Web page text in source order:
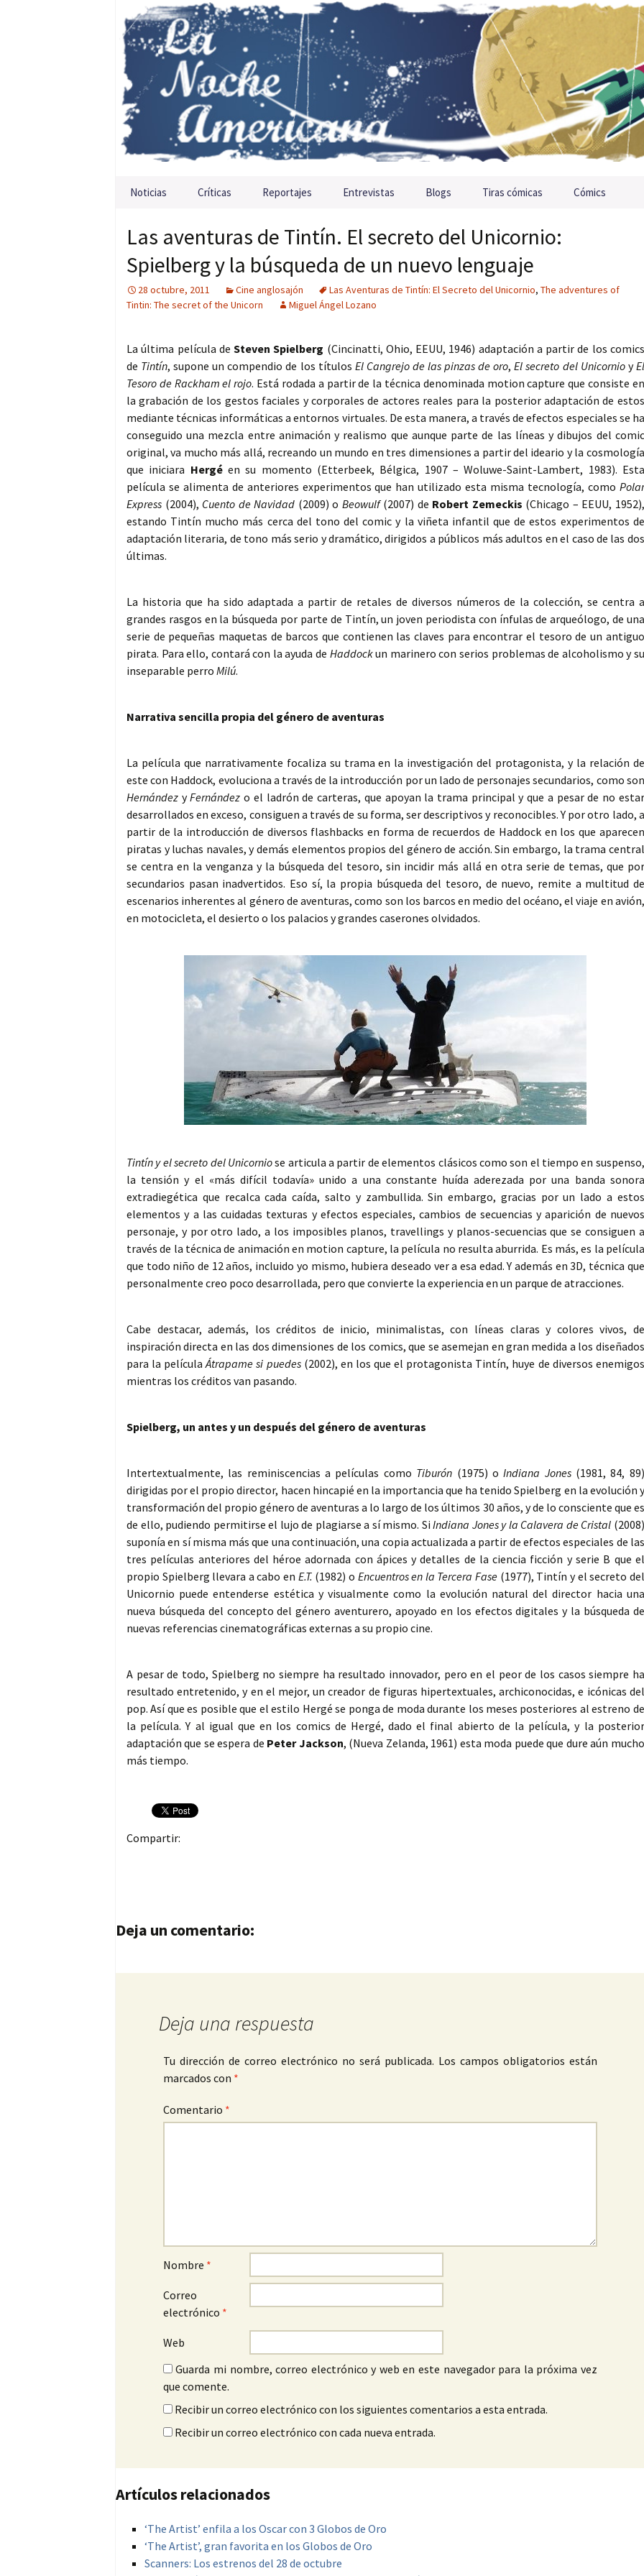
Saltar al contenido
Noticias Críticas Reportajes Entrevistas Blogs Tiras cómicas Cómics
Las aventuras de Tintín. El secreto del Unicornio:
Spielberg y la búsqueda de un nuevo lenguaje
28 octubre, 2011 Cine anglosajón Las Aventuras de Tintín: El Secreto del Unicornio, The adventures of
Tintin: The secret of the Unicorn
Miguel Ángel Lozano
La última película deSteven Spielberg (Cincinatti, Ohio, EEUU, 1946) adaptación a partir de los comics
de Tintín, supone un compendio de los títulos El Cangrejo de las pinzas de oro,El secreto del UnicornioyEl
Tesoro de Rackham el rojo. Está rodada a partir de la técnica denominada motion capture que consiste en
la grabación de los gestos faciales y corporales de actores reales para la posterior adaptación de estos
mediante técnicas informáticas a entornos virtuales. De esta manera, a través de efectos especiales se ha
conseguido una mezcla entre animación y realismo que aunque parte de las líneas y dibujos del comic
original, va mucho más allá, recreando un mundo en tres dimensiones a partir del ideario y la cosmología
que iniciara Hergéen su momento (Etterbeek, Bélgica, 1907 – Woluwe-Saint-Lambert, 1983). Esta
película se alimenta de anteriores experimentos que han utilizado esta misma tecnología, como Polar
Express (2004), Cuento de Navidad (2009) o Beowulf(2007) de Robert Zemeckis (Chicago – EEUU, 1952),
estando Tintín mucho más cerca del tono del comic y la viñeta infantil que de estos experimentos de
adaptación literaria, de tono más serio y dramático, dirigidos a públicos más adultos en el caso de las dos
últimas.
La historia que ha sido adaptada a partir de retales de diversos números de la colección, se centra a
grandes rasgos en la búsqueda por parte de Tintín, un joven periodista con ínfulas de arqueólogo, de una
serie de pequeñas maquetas de barcos que contienen las claves para encontrar el tesoro de un antiguo
pirata. Para ello, contará con la ayuda de Haddockun marinero con serios problemas de alcoholismo y su
inseparable perro Milú.
Narrativa sencilla propia del género de aventuras
La película que narrativamente focaliza su trama en la investigación del protagonista, y la relación de
este con Haddock, evoluciona a través de la introducción por un lado de personajes secundarios, como son
Hernández yFernández o el ladrón de carteras, que apoyan la trama principal y que a pesar de no estar
desarrollados en exceso, consiguen a través de su forma, ser descriptivos y reconocibles. Y por otro lado, a
partir de la introducción de diversos flashbacks en forma de recuerdos de Haddock en los que aparecen
piratas y luchas navales, y demás elementos propios del género de acción. Sin embargo, la trama central
se centra en la venganza y la búsqueda del tesoro, sin incidir más allá en otra serie de temas, que por
secundarios pasan inadvertidos. Eso sí, la propia búsqueda del tesoro, de nuevo, remite a multitud de
escenarios inherentes al género de aventuras, como son los barcos en medio del océano, el viaje en avión,
en motocicleta, el desierto o los palacios y grandes caserones olvidados.
Tintín y el secreto del Unicorniose articula a partir de elementos clásicos como son el tiempo en suspenso,
la tensión y el «más difícil todavía» unido a una constante huída aderezada por una banda sonora
extradiegética que recalca cada caída, salto y zambullida. Sin embargo, gracias por un lado a estos
elementos y a las cuidadas texturas y efectos especiales, cambios de secuencias y aparición de nuevos
personaje, y por otro lado, a los imposibles planos, travellings y planos-secuencias que se consiguen a
través de la técnica de animación en motion capture, la película no resulta aburrida. Es más, es la película
que todo niño de 12 años, incluido yo mismo, hubiera deseado ver a esa edad. Y además en 3D, técnica que
personalmente creo poco desarrollada, pero que convierte la experiencia en un parque de atracciones.
Cabe destacar, además, los créditos de inicio, minimalistas, con líneas claras y colores vivos, de
inspiración directa en las dos dimensiones de los comics, que se asemejan en gran medida a los diseñados
para la películaÁtrapame si puedes(2002), en los que el protagonista Tintín, huye de diversos enemigos
mientras los créditos van pasando.
Spielberg, un antes y un después del género de aventuras
Intertextualmente, las reminiscencias a películas como Tiburón (1975) oIndiana Jones(1981, 84, 89)
dirigidas por el propio director, hacen hincapié en la importancia que ha tenido Spielberg en la evolución y
transformación del propio género de aventuras a lo largo de los últimos 30 años, y de lo consciente que es
de ello, pudiendo permitirse el lujo de plagiarse a sí mismo. SiIndiana Jones y la Calavera de Cristal (2008)
suponía en sí misma más que una continuación, una copia actualizada a partir de efectos especiales de las
tres películas anteriores del héroe adornada con ápices y detalles de la ciencia ficción y serie B que el
propio Spielberg llevara a cabo en E.T. (1982) o Encuentros en la Tercera Fase (1977), Tintín y el secreto del
Unicornio puede entenderse estética y visualmente como la evolución natural del director hacia una
nueva búsqueda del concepto del género aventurero, apoyado en los efectos digitales y la búsqueda de
nuevas referencias cinematográficas externas a su propio cine.
A pesar de todo, Spielberg no siempre ha resultado innovador, pero en el peor de los casos siempre ha
resultado entretenido, y en el mejor, un creador de figuras hipertextuales, archiconocidas, e icónicas del
pop. Así que es posible que el estilo Hergé se ponga de moda durante los meses posteriores al estreno de
la película. Y al igual que en los comics de Hergé, dado el final abierto de la película, y la posterior
adaptación que se espera de Peter Jackson, (Nueva Zelanda, 1961) esta moda puede que dure aún mucho
más tiempo.
Compartir:
Navegación de entradas
Deja un comentario:
Deja una respuesta
Tu dirección de correo electrónico no será publicada. Los campos obligatorios están
marcados con *
Comentario *
Nombre *
Correo
electrónico *
Web
Guarda mi nombre, correo electrónico y web en este navegador para la próxima vez
que comente.
Recibir un correo electrónico con los siguientes comentarios a esta entrada.
Recibir un correo electrónico con cada nueva entrada.
Artículos relacionados
‘The Artist’ enfila a los Oscar con 3 Globos de Oro
‘The Artist’, gran favorita en los Globos de Oro
Scanners: Los estrenos del 28 de octubre